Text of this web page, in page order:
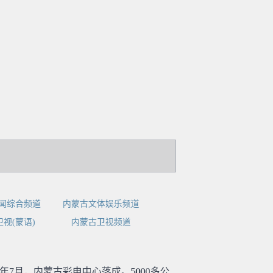
综合频道
内蒙古文体娱乐频道
视(蒙语) 内蒙古卫视频道